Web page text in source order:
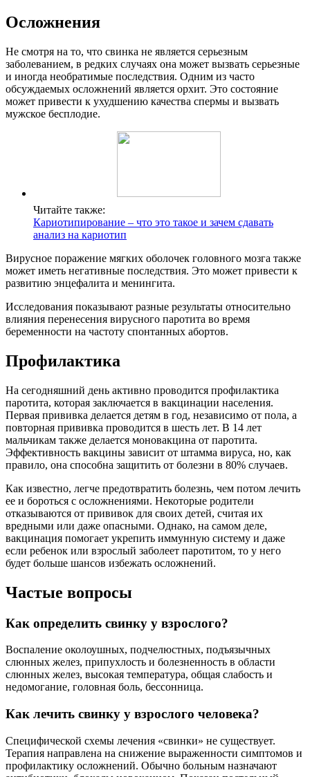
Осложнения
Не смотря на то, что свинка не является серьезным
заболеванием, в редких случаях она может вызвать серьезные
и иногда необратимые последствия. Одним из часто
обсуждаемых осложнений является орхит. Это состояние
может привести к ухудшению качества спермы и вызвать
мужское бесплодие.
Читайте также:
Кариотипирование – что это такое и зачем сдавать
анализ на кариотип
Вирусное поражение мягких оболочек головного мозга также
может иметь негативные последствия. Это может привести к
развитию энцефалита и менингита.
Исследования показывают разные результаты относительно
влияния перенесения вирусного паротита во время
беременности на частоту спонтанных абортов.
Профилактика
На сегодняшний день активно проводится профилактика
паротита, которая заключается в вакцинации населения.
Первая прививка делается детям в год, независимо от пола, а
повторная прививка проводится в шесть лет. В 14 лет
мальчикам также делается моновакцина от паротита.
Эффективность вакцины зависит от штамма вируса, но, как
правило, она способна защитить от болезни в 80% случаев.
Как известно, легче предотвратить болезнь, чем потом лечить
ее и бороться с осложнениями. Некоторые родители
отказываются от прививок для своих детей, считая их
вредными или даже опасными. Однако, на самом деле,
вакцинация помогает укрепить иммунную систему и даже
если ребенок или взрослый заболеет паротитом, то у него
будет больше шансов избежать осложнений.
Частые вопросы
Как определить свинку у взрослого?
Воспаление околоушных, подчелюстных, подъязычных
слюнных желез, припухлость и болезненность в области
слюнных желез, высокая температура, общая слабость и
недомогание, головная боль, бессонница.
Как лечить свинку у взрослого человека?
Специфической схемы лечения «свинки» не существует.
Терапия направлена на снижение выраженности симптомов и
профилактику осложнений. Обычно больным назначают